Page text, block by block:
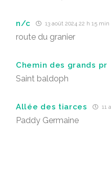
n/c 13 août 2024 22 h 15 min
route du granier
Chemin des grands pr
Saint baldoph
Allée des tiarces 11
Paddy Germaine